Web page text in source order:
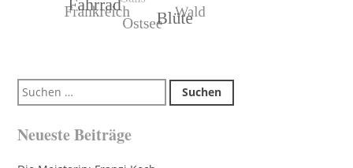
Suchen
nach:
Neueste Beiträge